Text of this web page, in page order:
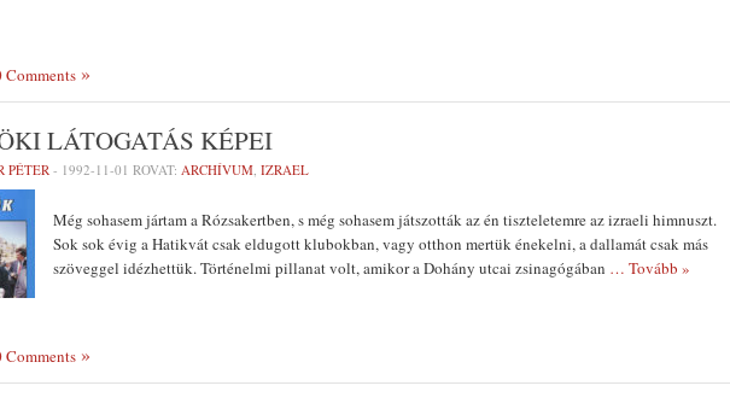
Comments
LÁTOGATÁS KÉPEI
PÉTER - 1992-11-01 ROVAT: ARCHÍVUM, IZRAEL
Még sohasem jártam a Rózsakertben, s még sohasem játszották az én tiszteletemre az izraeli himnuszt.
Sok sok évig a Hatikvát csak eldugott klubokban, vagy otthon mertük énekelni, a dallamát csak más
szöveggel idézhettük. Történelmi pillanat volt, amikor a Dohány utcai zsinagógában … Tovább »
Comments